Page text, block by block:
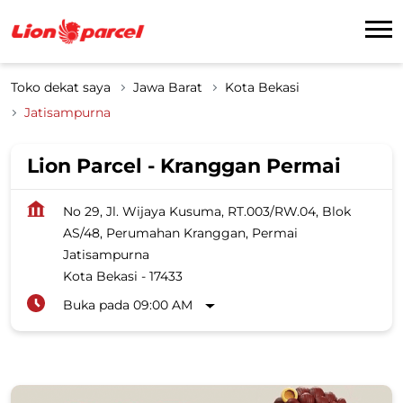
Toko dekat saya Jawa Barat
Kota Bekasi
Jatisampurna
Lion Parcel - Kranggan Permai
No 29, Jl. Wijaya Kusuma, RT.003/RW.04, Blok
AS/48, Perumahan Kranggan, Permai
Jatisampurna
Kota Bekasi - 17433
Buka pada 09:00 AM